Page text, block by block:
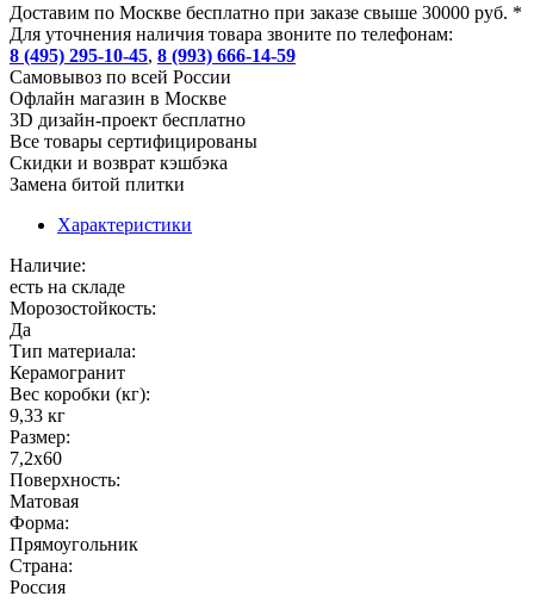
Доставим по Москве бесплатно при заказе свыше 30000 руб. *
Для уточнения наличия товара звоните по телефонам:
8 (495) 295-10-45, 8 (993) 666-14-59
Cамовывоз по всей России
Офлайн магазин в Москве
3D дизайн-проект бесплатно
Все товары сертифицированы
Скидки и возврат кэшбэка
Замена битой плитки
Характеристики
Наличие:
есть на складе
Морозостойкость:
Да
Тип материала:
Керамогранит
Вес коробки (кг):
9,33 кг
Размер:
7,2x60
Поверхность:
Матовая
Форма:
Прямоугольник
Страна:
Россия